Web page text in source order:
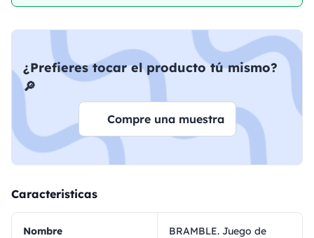
¿Prefieres tocar el producto tú mismo?
🔎
Compre una muestra
Caracteristicas
Nombre
BRAMBLE. Juego de